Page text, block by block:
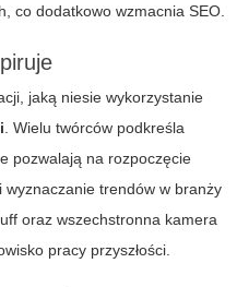
co dodatkowo wzmacnia SEO.
jaką niesie wykorzystanie
. Wielu twórców podkreśla
pozwalają na rozpoczęcie
wyznaczanie trendów w branży
oraz wszechstronna kamera
pracy przyszłości.